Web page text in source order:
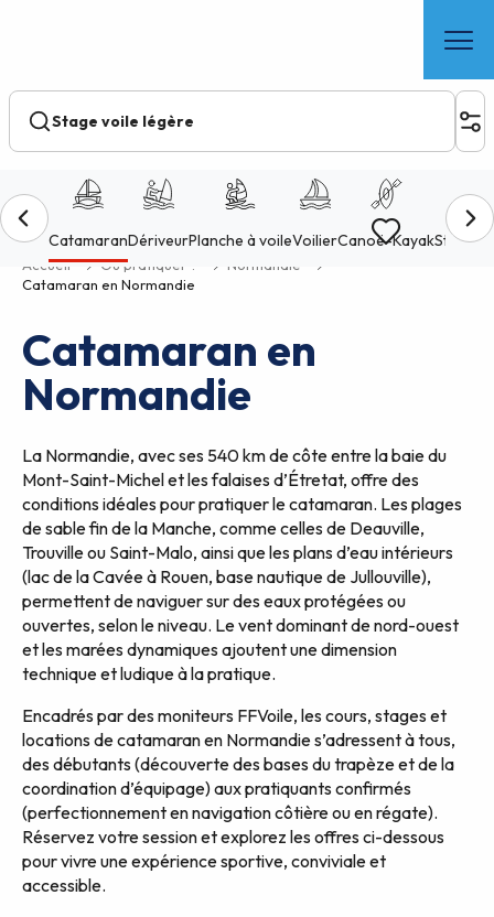
principal
Accueil Où pratiquer ?
Normandie
Catamaran en Normandie
Catamaran en
Normandie
La Normandie, avec ses 540 km de côte entre la baie du
Mont-Saint-Michel et les falaises d’Étretat, offre des
conditions idéales pour pratiquer le catamaran. Les plages
de sable fin de la Manche, comme celles de Deauville,
Trouville ou Saint-Malo, ainsi que les plans d’eau intérieurs
(lac de la Cavée à Rouen, base nautique de Jullouville),
permettent de naviguer sur des eaux protégées ou
ouvertes, selon le niveau. Le vent dominant de nord-ouest
et les marées dynamiques ajoutent une dimension
technique et ludique à la pratique.
Encadrés par des moniteurs FFVoile, les cours, stages et
locations de catamaran en Normandie s’adressent à tous,
des débutants (découverte des bases du trapèze et de la
coordination d’équipage) aux pratiquants confirmés
(perfectionnement en navigation côtière ou en régate).
Réservez votre session et explorez les offres ci-dessous
pour vivre une expérience sportive, conviviale et
accessible.